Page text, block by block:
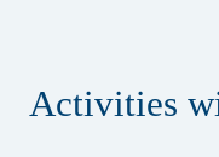
Activities